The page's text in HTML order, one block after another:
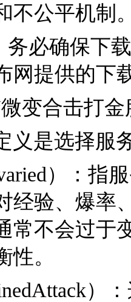
不公平机制
务必确保下
网提供的下
变合击打
义是选择服
）：指
经验、爆率
常不会过于
。
）